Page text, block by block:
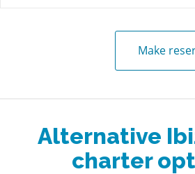
Make
Alternative
charter